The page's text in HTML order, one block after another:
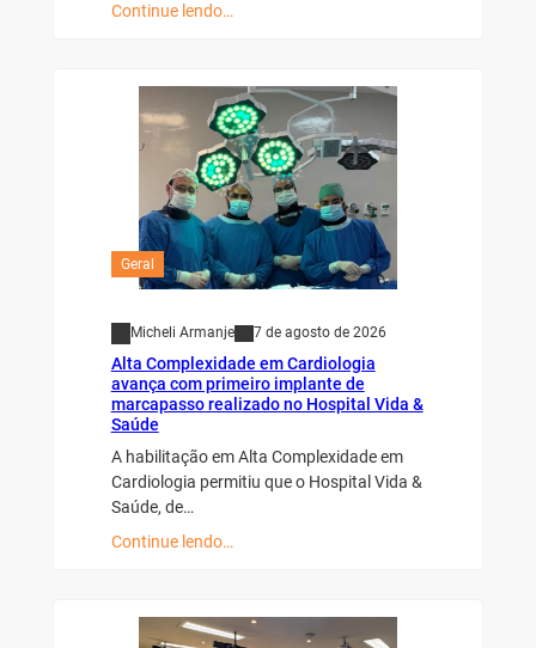
Continue lendo…
Geral
Micheli Armanje 7 de agosto de 2026
Alta Complexidade em Cardiologia
avança com primeiro implante de
marcapasso realizado no Hospital Vida &
Saúde
A habilitação em Alta Complexidade em
Cardiologia permitiu que o Hospital Vida &
Saúde, de…
Continue lendo…